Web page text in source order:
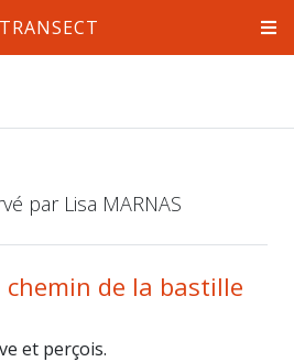
par Lisa MARNAS
chemin de la bastille
et perçois.